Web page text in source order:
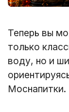
Теперь вы
только
воду, но и
Моснапитки.